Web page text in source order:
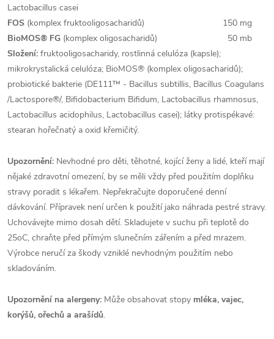
Lactobacillus casei
FOS (komplex fruktooligosacharidů)
150 mg
BioMOS® FG (komplex oligosacharidů)
50 mb
Složení: fruktooligosacharidy, rostlinná celulóza (kapsle);
mikrokrystalická celulóza; BioMOS® (komplex oligosacharidů);
probiotické bakterie (DE111™ - Bacillus subtillis, Bacillus Coagulans
/Lactospore®/, Bifidobacterium Bifidum, Lactobacillus rhamnosus,
Lactobacillus acidophilus, Lactobacillus casei); látky protispékavé:
stearan hořečnatý a oxid křemičitý.
Upozornění: Nevhodné pro děti, těhotné, kojící ženy a lidé, kteří mají
nějaké zdravotní omezení, by se měli vždy před použitím doplňku
stravy poradit s lékařem. Nepřekračujte doporučené denní
dávkování. Přípravek není určen k použití jako náhrada pestré stravy.
Uchovávejte mimo dosah dětí. Skladujete v suchu při teplotě do
25oC, chraňte před přímým slunečním zářením a před mrazem.
Výrobce neručí za škody vzniklé nevhodným použitím nebo
skladováním.
Upozornění na alergeny: Může obsahovat stopy mléka, vajec,
korýšů, ořechů a arašídů.